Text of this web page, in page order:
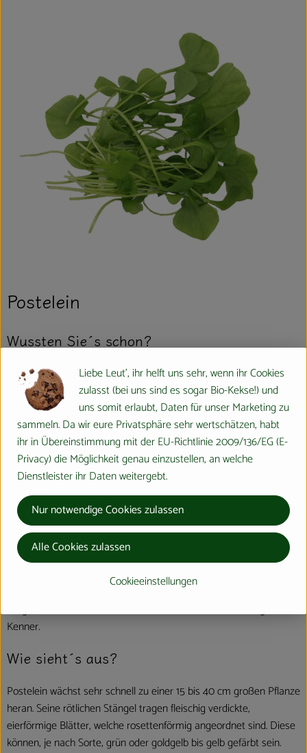
Postelein
Wussten Sie´s schon?
Der Postelein, auch Portulak, Gewöhnliches Tellerkraut oder Kuba-
Spinat genannt, ist ein Blattgemüse, das hierzulande bisher
weniger Beachtung fand. Mittlerweile wird es aber nicht mehr nur
von Gourmets geschätzt und gegessen, sondern auch von
Anhängern der gesunden Küche beachtet. Aus diesem Grunde ist
der Postelein mittlerweile auch wieder auf deutschen Märkten zu
bekommen.
Wo kommt´s her?
Die Wildform dieses Krauts stammt aus dem vorderasiatischen
Raum bis hin zum Himalaja. Schon die Alten Ägypter schätzten
den Portulak schon als Gemüse und Heilpflanze. In Europa gab es
ihn bereits im Mittelalter, allerdings geriet er dann in
Vergessenheit. Heute schätzen ihn deshalb nur noch wenige
Kenner.
Wie sieht´s aus?
Postelein wächst sehr schnell zu einer 15 bis 40 cm großen Pflanze
heran. Seine rötlichen Stängel tragen fleischig verdickte,
eierförmige Blätter, welche rosettenförmig angeordnet sind. Diese
können, je nach Sorte, grün oder goldgelb bis gelb gefärbt sein.
Liebe Leut', ihr helft uns sehr, wenn ihr Cookies
zulasst (bei uns sind es sogar Bio-Kekse!) und
uns somit erlaubt, Daten für unser Marketing zu
sammeln. Da wir eure Privatsphäre sehr wertschätzen, habt
ihr in Übereinstimmung mit der EU-Richtlinie 2009/136/EG (E-
Privacy) die Möglichkeit genau einzustellen, an welche
Dienstleister ihr Daten weitergebt.
Cookieeinstellungen
Nur notwendige Cookies zulassen
Alle Cookies zulassen